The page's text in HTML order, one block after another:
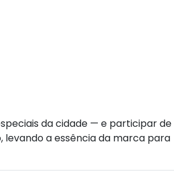
da cidade — e participar de
levando a essência da marca para